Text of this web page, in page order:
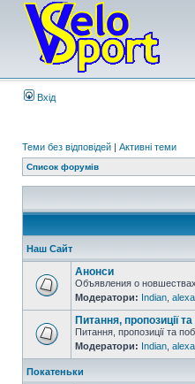
Вхід
Теми без відповідей | Активні теми
Список форумів
Наш Сайт
Анонси
Объявления о
Модератори: Indian
Питання, пропозиції
Питання, пропозиції та
Модератори: Indian
Покатеньки